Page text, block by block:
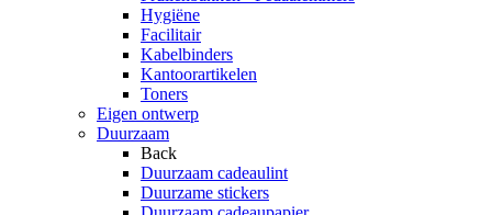
Hygiëne
Facilitair
Kabelbinders
Kantoorartikelen
Toners
Eigen ontwerp
Duurzaam
Back
Duurzaam cadeaulint
Duurzame stickers